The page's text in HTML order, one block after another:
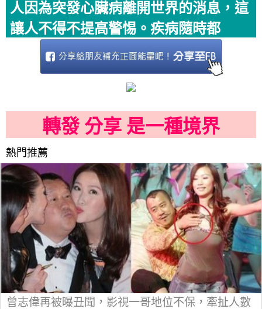
人因為突發心臟病離開世界的消息，這
讓人不得不提高警惕。疾病隨時都
轉發 分享 是一種境界
熱門推薦
曾志偉再被曝丑聞，影視一哥地位不保，牽扯人數